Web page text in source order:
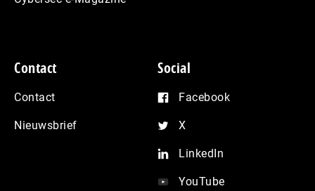
Contact
Contact
Nieuwsbrief
Social
Facebook
X
LinkedIn
YouTube